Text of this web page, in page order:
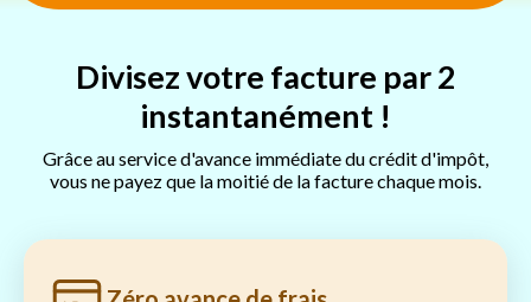
Divisez votre facture par 2
instantanément !
Grâce au service d'avance immédiate du crédit d'impôt,
vous ne payez que la moitié de la facture chaque mois.